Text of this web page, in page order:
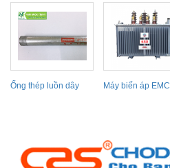
Ống thép luồn dây
Máy biến áp EMC